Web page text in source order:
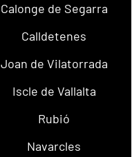
Calonge de Segarra
Calldetenes
Joan de Vilatorrada
Iscle de Vallalta
Rubió
Navarcles